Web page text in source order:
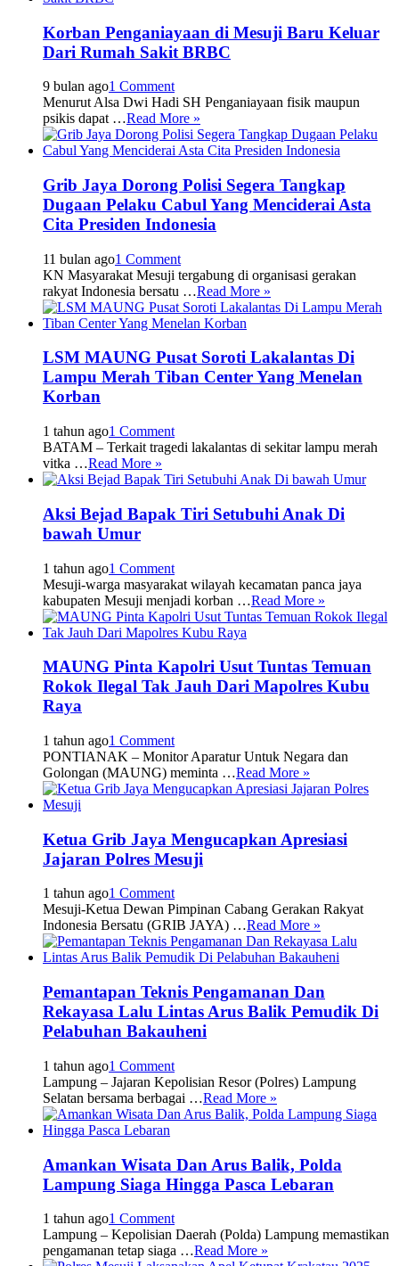
Korban Penganiayaan di Mesuji Baru Keluar
Dari Rumah Sakit BRBC
9 bulan ago1 Comment
Menurut Alsa Dwi Hadi SH Penganiayaan fisik maupun
psikis dapat …Read More »
Grib Jaya Dorong Polisi Segera Tangkap
Dugaan Pelaku Cabul Yang Menciderai Asta
Cita Presiden Indonesia
11 bulan ago1 Comment
KN Masyarakat Mesuji tergabung di organisasi gerakan
rakyat Indonesia bersatu …Read More »
LSM MAUNG Pusat Soroti Lakalantas Di
Lampu Merah Tiban Center Yang Menelan
Korban
1 tahun ago1 Comment
BATAM – Terkait tragedi lakalantas di sekitar lampu merah
vitka …Read More »
Aksi Bejad Bapak Tiri Setubuhi Anak Di
bawah Umur
1 tahun ago1 Comment
Mesuji-warga masyarakat wilayah kecamatan panca jaya
kabupaten Mesuji menjadi korban …Read More »
MAUNG Pinta Kapolri Usut Tuntas Temuan
Rokok Ilegal Tak Jauh Dari Mapolres Kubu
Raya
1 tahun ago1 Comment
PONTIANAK – Monitor Aparatur Untuk Negara dan
Golongan (MAUNG) meminta …Read More »
Ketua Grib Jaya Mengucapkan Apresiasi
Jajaran Polres Mesuji
1 tahun ago1 Comment
Mesuji-Ketua Dewan Pimpinan Cabang Gerakan Rakyat
Indonesia Bersatu (GRIB JAYA) …Read More »
Pemantapan Teknis Pengamanan Dan
Rekayasa Lalu Lintas Arus Balik Pemudik Di
Pelabuhan Bakauheni
1 tahun ago1 Comment
Lampung – Jajaran Kepolisian Resor (Polres) Lampung
Selatan bersama berbagai …Read More »
Amankan Wisata Dan Arus Balik, Polda
Lampung Siaga Hingga Pasca Lebaran
1 tahun ago1 Comment
Lampung – Kepolisian Daerah (Polda) Lampung memastikan
pengamanan tetap siaga …Read More »